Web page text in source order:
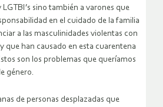
sino también a varones que
en el cuidado de la familia
a las masculinidades violentas con
que han causado en esta cuarentena
son los problemas que queríamos
género.
de personas desplazadas que